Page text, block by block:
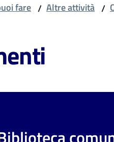
fare / Altre attività /